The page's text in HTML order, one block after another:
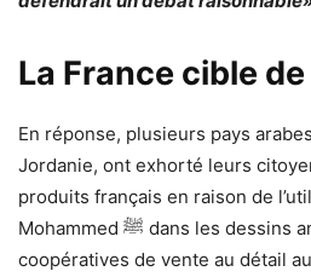
La France cible
En réponse, plusieurs pays
Jordanie, ont exhorté leurs
produits français en raison de
Mohammed ﷺ dans les dessins animés français, les
coopératives de vente au détail au